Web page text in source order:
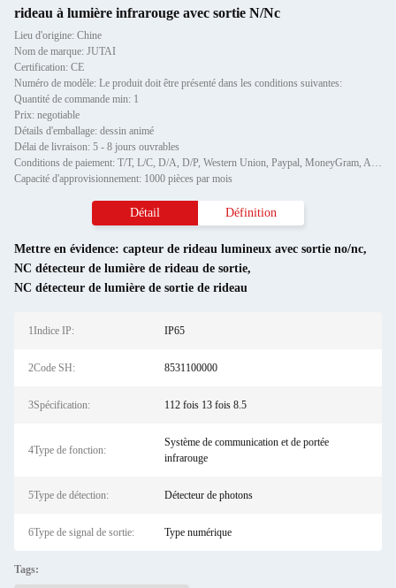
rideau à lumière infrarouge avec sortie N/Nc
Lieu d'origine: Chine
Nom de marque: JUTAI
Certification: CE
Numéro de modèle: Le produit doit être présenté dans les conditions suivantes:
Quantité de commande min: 1
Prix: negotiable
Détails d'emballage: dessin animé
Délai de livraison: 5 - 8 jours ouvrables
Conditions de paiement: T/T, L/C, D/A, D/P, Western Union, Paypal, MoneyGram, Alipay
Capacité d'approvisionnement: 1000 pièces par mois
Détail Définition
Mettre en évidence: capteur de rideau lumineux avec sortie no/nc,
NC détecteur de lumière de rideau de sortie,
NC détecteur de lumière de sortie de rideau
1Indice IP: IP65
2Code SH: 8531100000
3Spécification: 112 fois 13 fois 8.5
4Type de fonction:
Système de communication et de portée
infrarouge
5Type de détection: Détecteur de photons
6Type de signal de sortie: Type numérique
Tags: